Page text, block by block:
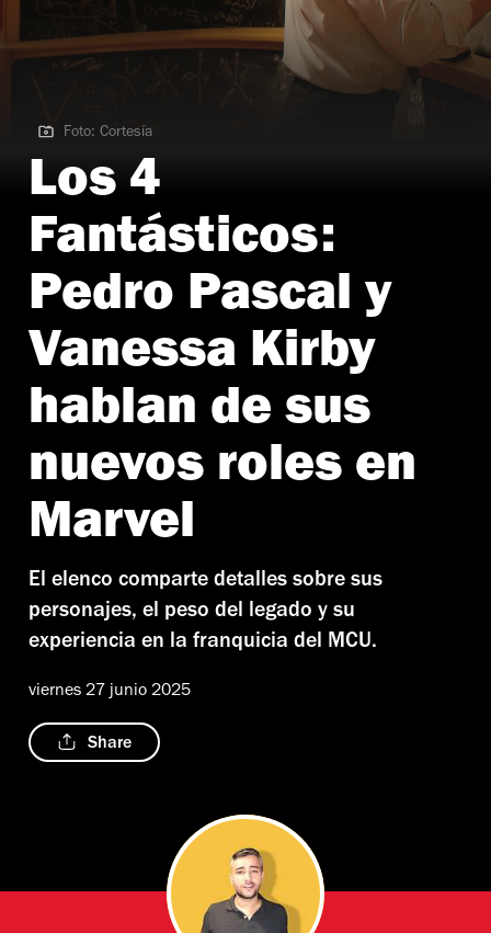
Foto: Cortesía
Foto: Cortesía
Los 4
Fantásticos:
Pedro Pascal y
Vanessa Kirby
hablan de sus
nuevos roles en
Marvel
El elenco comparte detalles sobre sus
personajes, el peso del legado y su
experiencia en la franquicia del MCU.
viernes 27 junio 2025
Share